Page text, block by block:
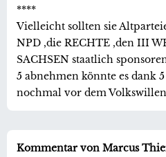
****
Vielleicht sollten sie
NPD ,die RECHTE ,den III
SACHSEN staatlich
5 abnehmen könnte es dank
nochmal vor dem
Kommentar von Marcus